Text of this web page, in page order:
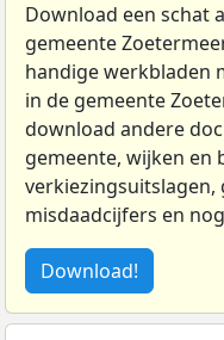
Download een schat
gemeente
handige werkbladen
in de gemeente
download andere
gemeente, wijken en
verkiezingsuitslagen,
misdaadcijfers en
Download!